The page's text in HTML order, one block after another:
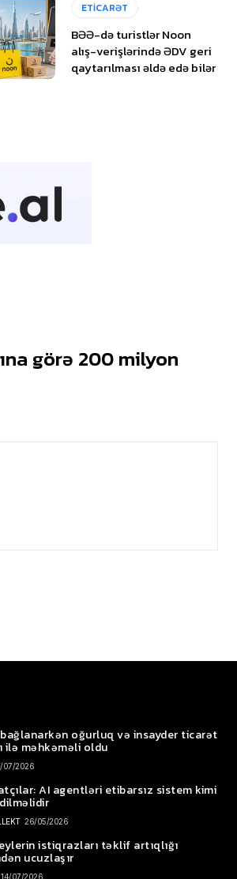
ETİCARƏT
BƏƏ-də turistlər Noon
alış-verişlərində ƏDV geri
qaytarılması əldə edə bilər
görə 200 milyon
bağlanarkən oğurluq və insayder ticarət
ilə məhkəməli oldu
07/2026
AI agentləri etibarsız sistem kimi
26/05/2026
istiqrazları təklif artıqlığı
ucuzlaşır
14/07/2026